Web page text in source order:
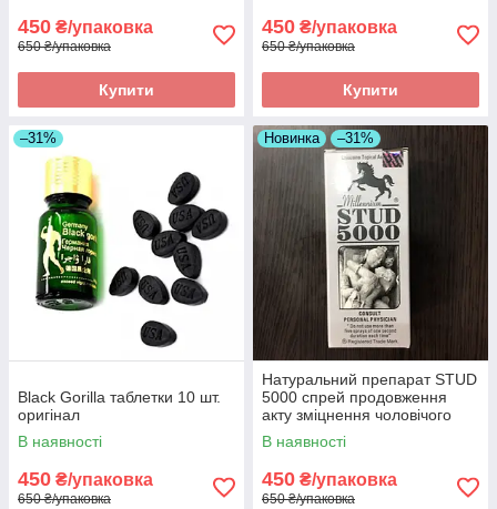
450 ₴/упаковка
650 ₴/упаковка
Купити
450 ₴/упаковка
650 ₴/упаковка
Купити
–31%
Black Gorilla таблетки 10 шт.
оригінал
В наявності
450 ₴/упаковка
650 ₴/упаковка
Новинка –31%
Натуральний препарат STUD
5000 спрей продовження
акту зміцнення чоловічого
здоров'я 2 оригінал
В наявності
450 ₴/упаковка
650 ₴/упаковка